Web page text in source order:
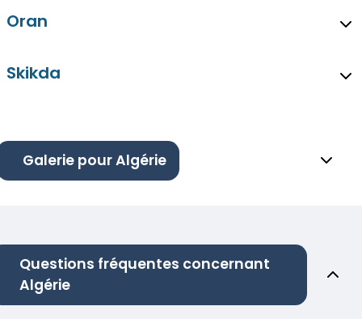
Oran
Skikda
Galerie pour Algérie
Questions fréquentes concernant
Algérie